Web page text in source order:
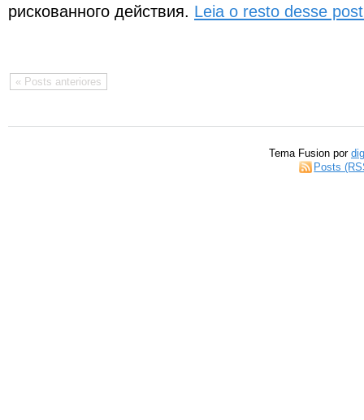
рискованного действия. Leia o resto desse
« Posts anteriores
Tema Fusion por
Posts